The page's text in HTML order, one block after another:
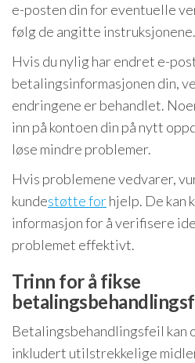
e-posten din for eventuelle
følg de angitte instruksjonene.
Hvis du nylig har endret e-
betalingsinformasjonen din,
endringene er behandlet.
inn på kontoen din på nytt
løse mindre problemer.
Hvis problemene vedvarer,
kundestøtte forhjelp. De
informasjon for å verifisere
problemet effektivt.
Trinn for å fikse
Betalingsbehandlingsfeil kan
inkludert utilstrekkelige